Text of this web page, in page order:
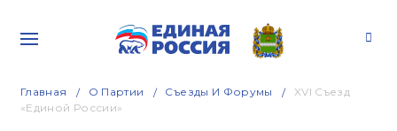
Главная О Партии Съезды И Форумы
XVI Съезд
«Единой России»